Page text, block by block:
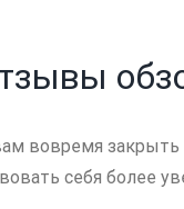
вовремя
себя более